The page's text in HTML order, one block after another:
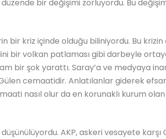
bir değişimi zorluyordu. Bu
bir kriz içinde olduğu biliniyordu. Bu
bir volkan patlaması gibi darbeyle
bir şok yarattı. Saray’a ve medyaya
cemaatidir. Anlatılanlar giderek
nasıl olur da en korunaklı kurum
AKP, askeri vesayete